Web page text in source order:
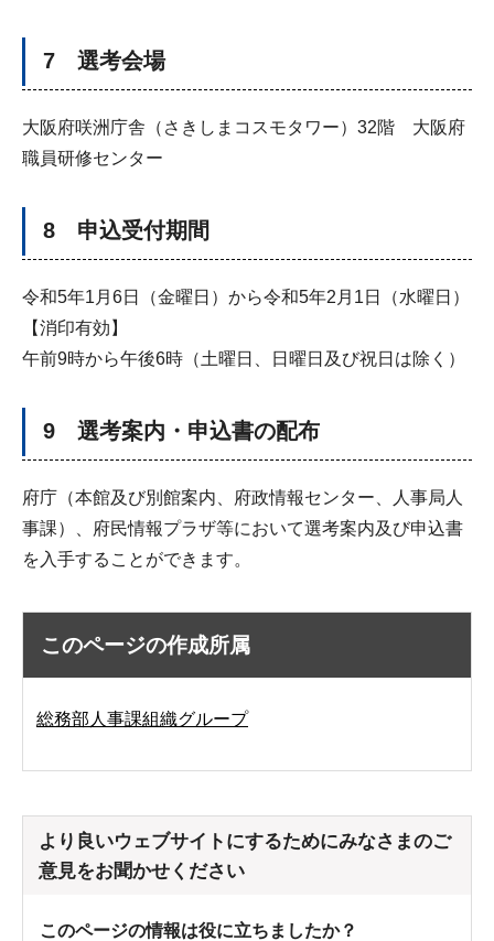
7 選考会場
大阪府咲洲庁舎（さきしまコスモタワー）32階 大阪府
職員研修センター
8 申込受付期間
令和5年1月6日（金曜日）から令和5年2月1日（水曜日）
【消印有効】
午前9時から午後6時（土曜日、日曜日及び祝日は除く）
9 選考案内・申込書の配布
府庁（本館及び別館案内、府政情報センター、人事局人
事課）、府民情報プラザ等において選考案内及び申込書
を入手することができます。
このページの作成所属
総務部人事課組織グループ
より良いウェブサイトにするためにみなさまのご
意見をお聞かせください
このページの情報は役に立ちましたか？